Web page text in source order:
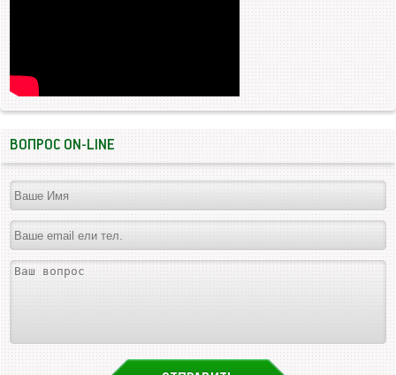
ВОПРОС ON-LINE